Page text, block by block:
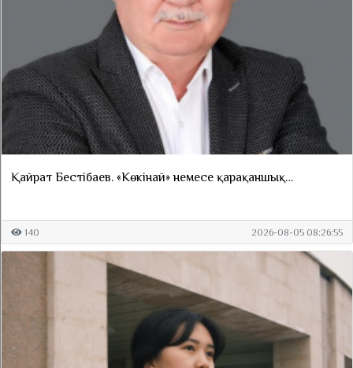
Қайрат Бестібаев. «Көкінай» немесе қарақаншық…
140 2026-08-05 08:26:55